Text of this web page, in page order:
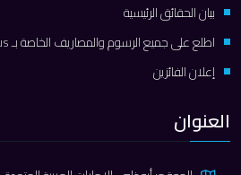
بيان الحقائق الرئيسية
اطلع على جميع الرسوم والمصاريف الخاصة بـ Payit Plus
إعلان الفائزين
العنوان